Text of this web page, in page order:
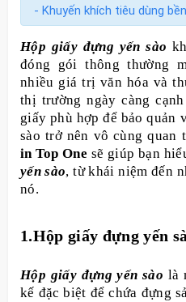
- Khuyến khích tiêu dùng
Hộp giấy đựng yến sào
đóng gói thông thường
nhiều giá trị văn hóa và
thị trường ngày càng
giấy phù hợp để bảo quản
sào trở nên vô cùng
in Top One sẽ giúp bạn
yến sào, từ khái niệm đến
nó.
1.Hộp giấy đựng yến
Hộp giấy đựng yến sào là
kế đặc biệt để chứa đựng